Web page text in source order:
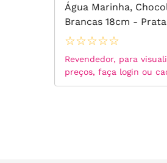
Água Marinha,
Brancas 18cm -
☆☆☆☆☆
Revendedor, para
preços, faça login ou